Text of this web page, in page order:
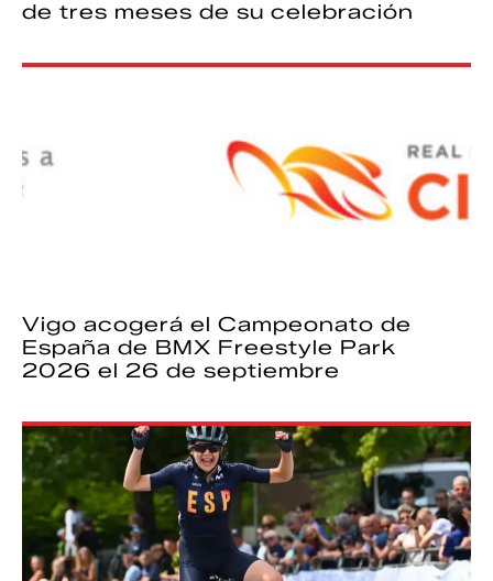
de tres meses de su celebración
Vigo acogerá el Campeonato de
España de BMX Freestyle Park
2026 el 26 de septiembre